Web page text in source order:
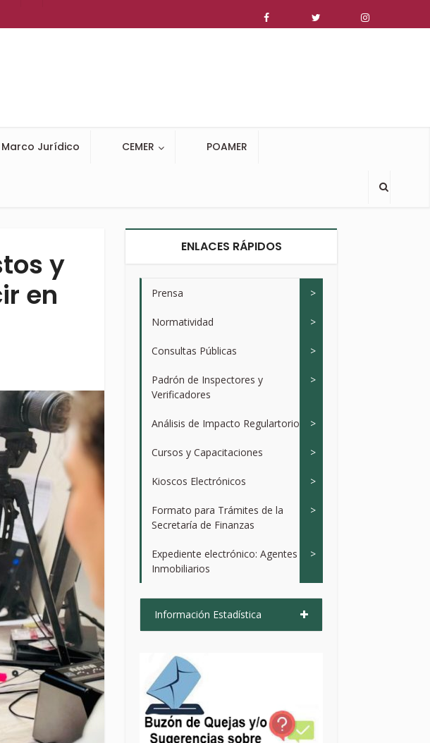
Marco Jurídico CEMER POAMER
y
en
ENLACES RÁPIDOS
Prensa >
Normatividad >
Consultas Públicas >
Padrón de Inspectores y
Verificadores
>
Análisis de Impacto Regulartorio >
Cursos y Capacitaciones >
Kioscos Electrónicos >
Formato para Trámites de la
Secretaría de Finanzas
>
Expediente electrónico: Agentes
Inmobiliarios
>
Información Estadística